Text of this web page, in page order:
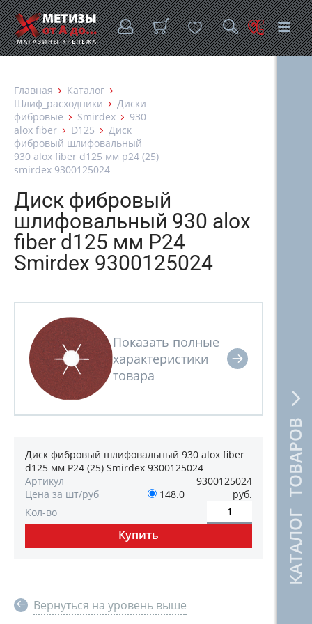
КАТАЛОГ ТОВАРОВ
Главная
Каталог
Шлиф_расходники
Диски
фибровые
Smirdex
930
alox fiber
D125
Диск
фибровый шлифовальный
930 alox fiber d125 мм p24 (25)
smirdex 9300125024
Диск фибровый
шлифовальный 930 alox
fiber d125 мм P24
Smirdex 9300125024
Диск фибровый шлифовальный 930 alox fiber
d125 мм P24 (25) Smirdex 9300125024
Артикул
9300125024
Цена за шт/руб
148.0
руб.
Кол-во
Вернуться на уровень выше